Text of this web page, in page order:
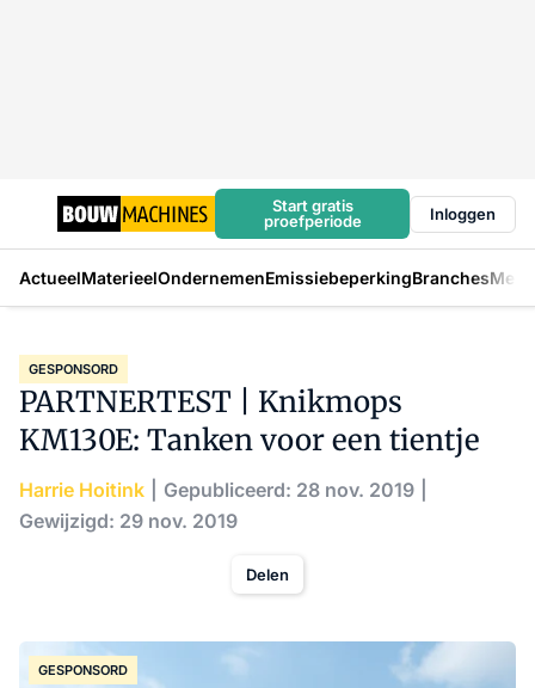
Start gratis
proefperiode
Inloggen
ActueelMaterieelOndernemenEmissiebeperkingBranches
GESPONSORD
PARTNERTEST | Knikmops
KM130E: Tanken voor een tientje
Harrie Hoitink
Gepubliceerd: 28 nov. 2019
Gewijzigd: 29 nov. 2019
Delen
GESPONSORD